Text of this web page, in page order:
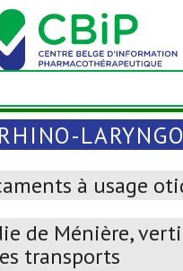
à usage
de Ménière,
transports